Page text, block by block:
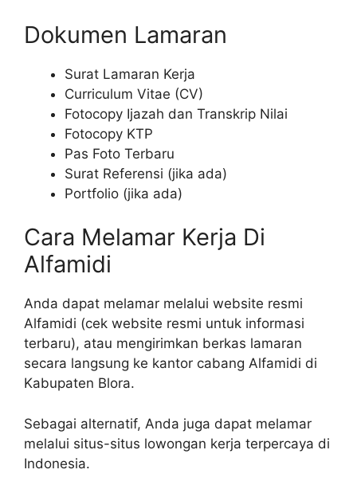
Dokumen Lamaran
Surat Lamaran Kerja
Curriculum Vitae (CV)
Fotocopy Ijazah dan Transkrip Nilai
Fotocopy KTP
Pas Foto Terbaru
Surat Referensi (jika ada)
Portfolio (jika ada)
Cara Melamar Kerja Di
Alfamidi
Anda dapat melamar melalui website resmi
Alfamidi (cek website resmi untuk informasi
terbaru), atau mengirimkan berkas lamaran
secara langsung ke kantor cabang Alfamidi di
Kabupaten Blora.
Sebagai alternatif, Anda juga dapat melamar
melalui situs-situs lowongan kerja terpercaya di
Indonesia.